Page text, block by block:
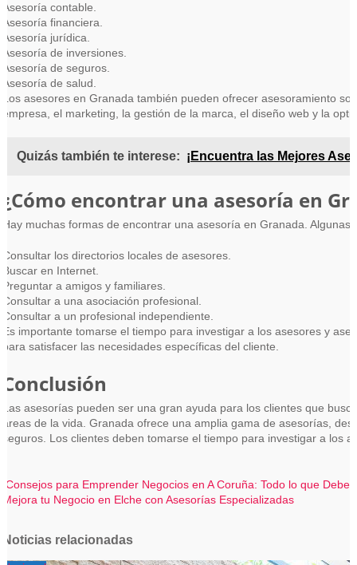
Asesoría contable.
Asesoría financiera.
Asesoría jurídica.
Asesoría de inversiones.
Asesoría de seguros.
Asesoría de salud.
Los asesores en Granada también pueden ofrecer asesoramiento
empresa, el marketing, la gestión de la marca, el diseño web y la
Quizás también te interese: ¡Encuentra las Mejores
¿Cómo encontrar una asesoría en
Hay muchas formas de encontrar una asesoría en Granada. Algunas
Consultar los directorios locales de asesores.
Buscar en Internet.
Preguntar a amigos y familiares.
Consultar a una asociación profesional.
Consultar a un profesional independiente.
Es importante tomarse el tiempo para investigar a los asesores y
para satisfacer las necesidades específicas del cliente.
Conclusión
Las asesorías pueden ser una gran ayuda para los clientes que
áreas de la vida. Granada ofrece una amplia gama de asesorías,
seguros. Los clientes deben tomarse el tiempo para investigar a los
Navegación
entradas
Consejos para Emprender Negocios en A Coruña: Todo lo que
Mejora tu Negocio en Elche con Asesorías Especializadas
Noticias relacionadas